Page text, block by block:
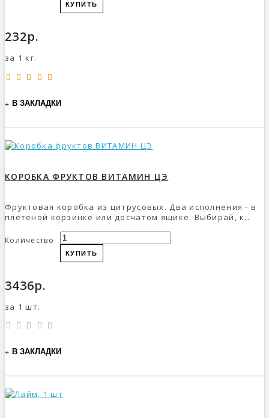
КУПИТЬ
232р.
за 1 кг.
В ЗАКЛАДКИ
КОРОБКА ФРУКТОВ ВИТАМИН ЦЭ
Фруктовая коробка из цитрусовых. Два исполнения - в
плетеной корзинке или досчатом ящике. Выбирай, к..
Количество
КУПИТЬ
3436р.
за 1 шт.
В ЗАКЛАДКИ